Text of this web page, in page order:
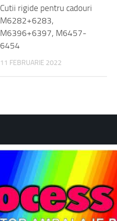
M6282+6283,
M6396+6397, M6457-
6454
11 FEBRUARIE 2022